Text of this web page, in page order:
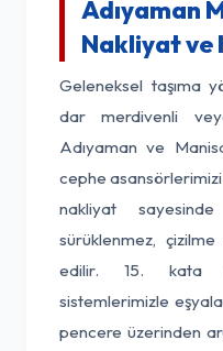
Adıyaman
Nakliyat ve
Geleneksel taşıma
dar merdivenli
Adıyaman ve
cephe
nakliyat
sürüklenmez,
edilir. 15. kata
sistemlerimizle
pencere üzerinden